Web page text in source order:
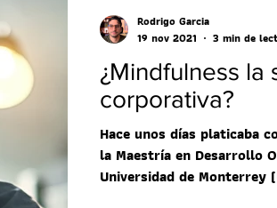
¿Mindfulness la
corporativa?
Hace unos días platicaba
la Maestría en Desarrollo
Universidad de Monterrey
Rodrigo Garcia
19 nov 2021
3 min de